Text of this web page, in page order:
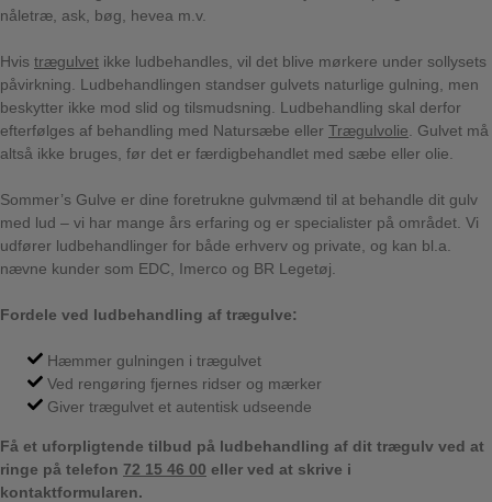
nåletræ, ask, bøg, hevea m.v.
Hvis trægulvet ikke ludbehandles, vil det blive mørkere under sollysets
påvirkning. Ludbehandlingen standser gulvets naturlige gulning, men
beskytter ikke mod slid og tilsmudsning. Ludbehandling skal derfor
efterfølges af behandling med Natursæbe eller Trægulvolie . Gulvet må
altså ikke bruges, før det er færdigbehandlet med sæbe eller olie.
Sommer’s Gulve er dine foretrukne gulvmænd til at behandle dit gulv
med lud – vi har mange års erfaring og er specialister på området. Vi
udfører ludbehandlinger for både erhverv og private, og kan bl.a.
nævne kunder som EDC, Imerco og BR Legetøj.
Fordele ved ludbehandling af trægulve:
Hæmmer gulningen i trægulvet
Ved rengøring fjernes ridser og mærker
Giver trægulvet et autentisk udseende
Få et uforpligtende tilbud på ludbehandling af dit trægulv ved at
ringe på telefon 72 15 46 00 eller ved at skrive i
kontaktformularen.